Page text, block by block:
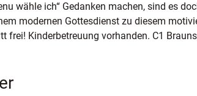
wähle ich“ Gedanken machen, sind es
modernen Gottesdienst zu diesem
frei! Kinderbetreuung vorhanden. C1